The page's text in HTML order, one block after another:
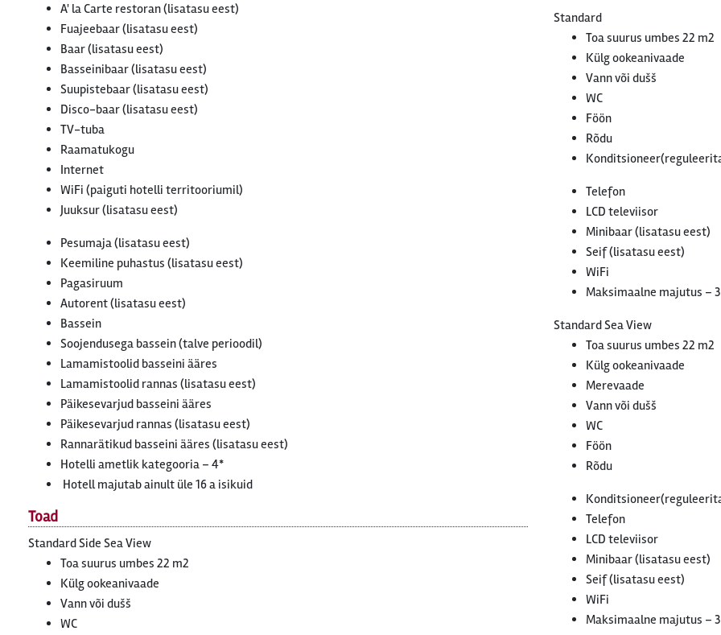
A' la Carte restoran (lisatasu eest)
Fuajeebaar (lisatasu eest)
Baar (lisatasu eest)
Basseinibaar (lisatasu eest)
Suupistebaar (lisatasu eest)
Disco-baar (lisatasu eest)
TV-tuba
Raamatukogu
Internet
WiFi (paiguti hotelli territooriumil)
Juuksur (lisatasu eest)
Pesumaja (lisatasu eest)
Keemiline puhastus (lisatasu eest)
Pagasiruum
Autorent (lisatasu eest)
Bassein
Soojendusega bassein (talve perioodil)
Lamamistoolid basseini ääres
Lamamistoolid rannas (lisatasu eest)
Päikesevarjud basseini ääres
Päikesevarjud rannas (lisatasu eest)
Rannarätikud basseini ääres (lisatasu eest)
Hotelli ametlik kategooria – 4*
Hotell majutab ainult üle 16 a isikuid
Toad
Standard Side Sea View
Toa suurus umbes 22 m2
Külg ookeanivaade
Vann või dušš
WC
Standard
Toa suurus umbes 22 m2
Külg ookeanivaade
Vann või dušš
WC
Föön
Rõdu
Telefon
LCD televiisor
Minibaar (lisatasu eest)
Seif (lisatasu eest)
WiFi
Maksimaalne majutus – 3
Standard Sea View
Toa suurus umbes 22 m2
Külg ookeanivaade
Merevaade
Vann või dušš
WC
Föön
Rõdu
Telefon
LCD televiisor
Minibaar (lisatasu eest)
Seif (lisatasu eest)
WiFi
Maksimaalne majutus – 3